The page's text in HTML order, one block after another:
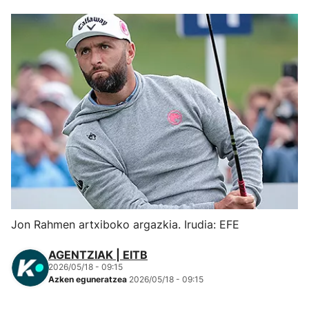
Herri-kirolak
Eskubaloia
Kirolak 360
Atletismoa
Mendi-lasterketak
Kirol gehiago
"Helmuga"
Jon Rahmen artxiboko argazkia. Irudia: EFE
AGENTZIAK | EITB
2026/05/18 - 09:15
Azken eguneratzea 2026/05/18 - 09:15